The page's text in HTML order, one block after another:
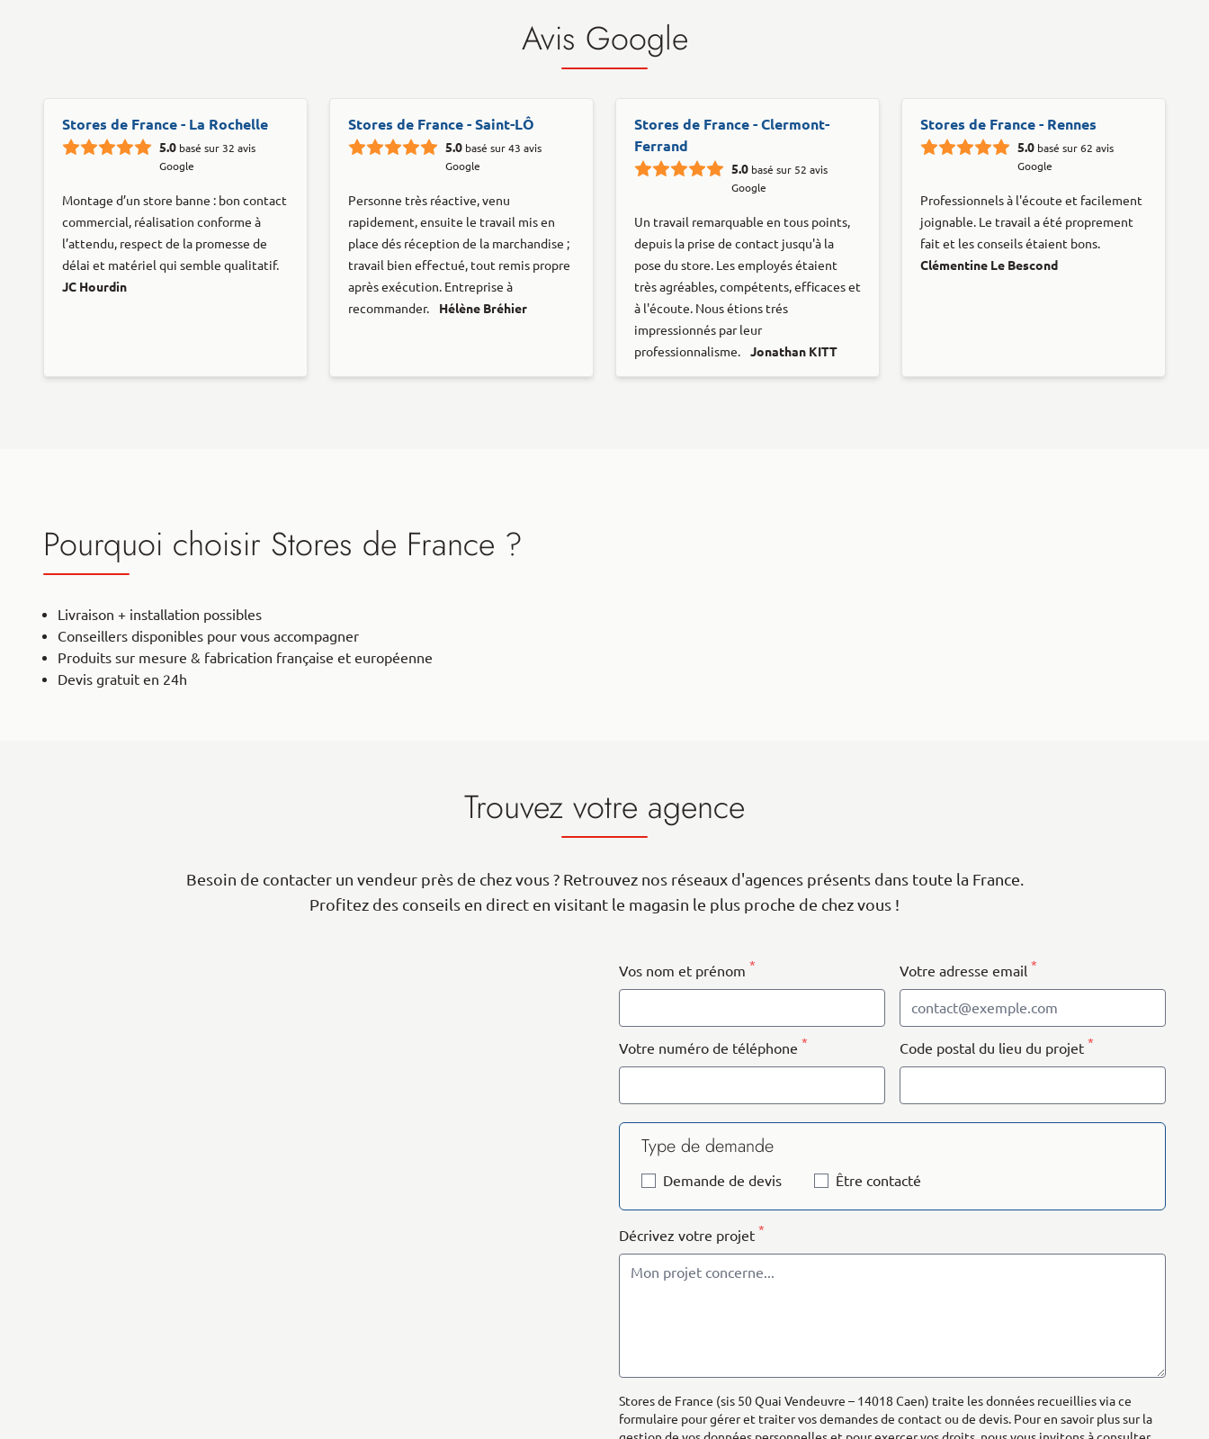
Avis Google
Stores de France - La Rochelle
5.0 basé sur 32 avis
Google
Montage d’un store banne : bon contact
commercial, réalisation conforme à
l’attendu, respect de la promesse de
délai et matériel qui semble qualitatif.
JC Hourdin
Stores de France - Saint-LÔ
5.0 basé sur 43 avis
Google
Personne très réactive, venu
rapidement, ensuite le travail mis en
place dés réception de la marchandise ;
travail bien effectué, tout remis propre
après exécution. Entreprise à
recommander.
Hélène Bréhier
Stores de France - Clermont-
Ferrand
5.0 basé sur 52 avis
Google
Un travail remarquable en tous points,
depuis la prise de contact jusqu'à la
pose du store. Les employés étaient
très agréables, compétents, efficaces et
à l'écoute. Nous étions trés
impressionnés par leur
professionnalisme.
Jonathan KITT
Stores de France - Rennes
5.0 basé sur 62 avis
Google
Professionnels à l'écoute et facilement
joignable. Le travail a été proprement
fait et les conseils étaient bons.
Clémentine Le Bescond
Pourquoi choisir Stores de France ?
Livraison + installation possibles
Conseillers disponibles pour vous accompagner
Produits sur mesure & fabrication française et européenne
Devis gratuit en 24h
Trouvez votre agence
Besoin de contacter un vendeur près de chez vous ? Retrouvez nos réseaux d'agences présents dans toute la France.
Profitez des conseils en direct en visitant le magasin le plus proche de chez vous !
Vos nom et prénom * Votre adresse email *
Votre numéro de téléphone * Code postal du lieu du projet *
Type de demande
Demande de devis Être contacté
Décrivez votre projet *
Stores de France (sis 50 Quai Vendeuvre – 14018 Caen) traite les données recueillies via ce
formulaire pour gérer et traiter vos demandes de contact ou de devis. Pour en savoir plus sur la